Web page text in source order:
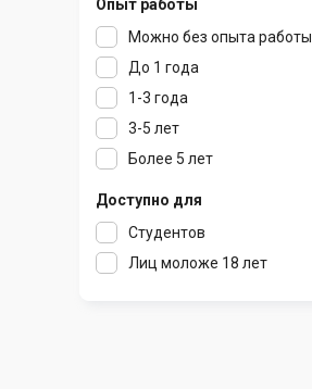
Раков
Ратомка
Самохваловичи
Сеница
Слуцк
Смиловичи
Смолевичи
Солигорск
Старые Дороги
Шклов
Опыт работы
Можно без опыта работы
До 1 года
1-3 года
3-5 лет
Более 5 лет
Доступно для
Студентов
Лиц моложе 18 лет